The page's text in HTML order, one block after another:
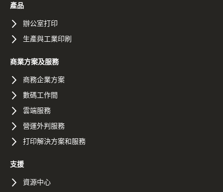
產品
辦公室打印
生產與工業印刷
商業方案及服務
商務企業方案
數碼工作間
雲端服務
營運外判服務
打印解決方案和服務
支援
資源中心